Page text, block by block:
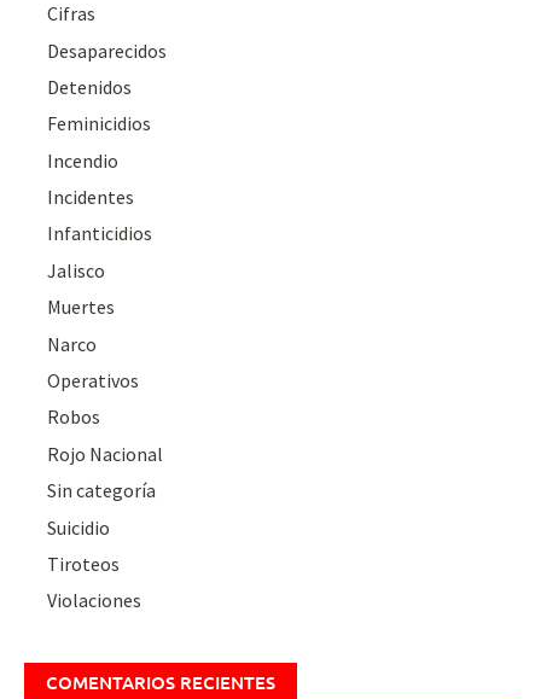
Cifras
Desaparecidos
Detenidos
Feminicidios
Incendio
Incidentes
Infanticidios
Jalisco
Muertes
Narco
Operativos
Robos
Rojo Nacional
Sin categoría
Suicidio
Tiroteos
Violaciones
COMENTARIOS RECIENTES